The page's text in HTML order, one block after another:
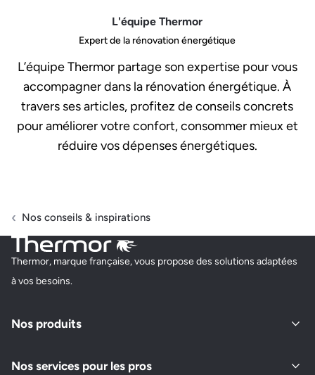
L'équipe Thermor
Expert de la rénovation énergétique
L’équipe Thermor partage son expertise pour vous
accompagner dans la rénovation énergétique. À
travers ses articles, profitez de conseils concrets
pour améliorer votre confort, consommer mieux et
réduire vos dépenses énergétiques.
Nos conseils & inspirations
Thermor, marque française, vous propose des solutions adaptées
à vos besoins.
Nos produits
Nos services pour les pros